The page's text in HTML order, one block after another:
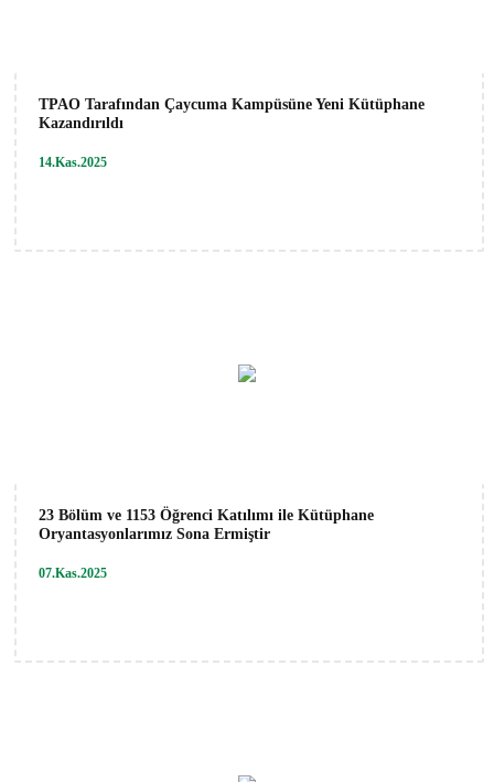
TPAO Tarafından Çaycuma Kampüsüne Yeni Kütüphane
Kazandırıldı
14.Kas.2025
23 Bölüm ve 1153 Öğrenci Katılımı ile Kütüphane
Oryantasyonlarımız Sona Ermiştir
07.Kas.2025